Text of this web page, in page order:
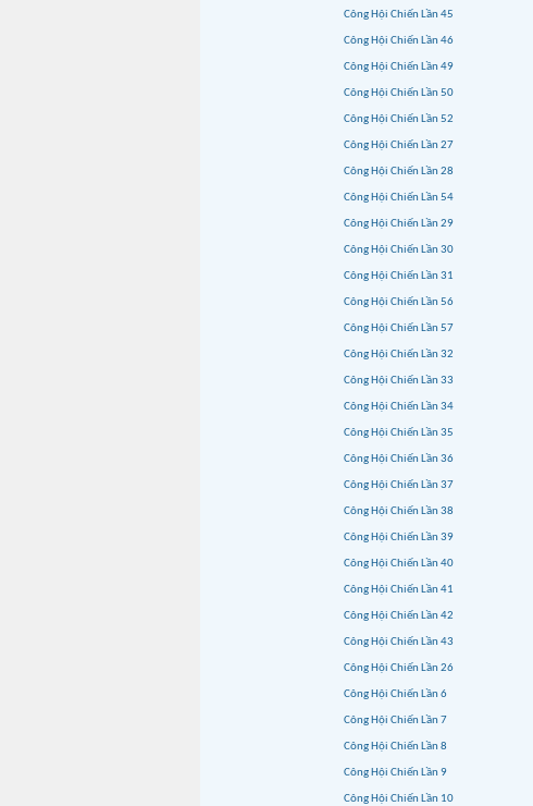
Công Hội Chiến Lần 45
Công Hội Chiến Lần 46
Công Hội Chiến Lần 49
Công Hội Chiến Lần 50
Công Hội Chiến Lần 52
Công Hội Chiến Lần 27
Công Hội Chiến Lần 28
Công Hội Chiến Lần 54
Công Hội Chiến Lần 29
Công Hội Chiến Lần 30
Công Hội Chiến Lần 31
Công Hội Chiến Lần 56
Công Hội Chiến Lần 57
Công Hội Chiến Lần 32
Công Hội Chiến Lần 33
Công Hội Chiến Lần 34
Công Hội Chiến Lần 35
Công Hội Chiến Lần 36
Công Hội Chiến Lần 37
Công Hội Chiến Lần 38
Công Hội Chiến Lần 39
Công Hội Chiến Lần 40
Công Hội Chiến Lần 41
Công Hội Chiến Lần 42
Công Hội Chiến Lần 43
Công Hội Chiến Lần 26
Công Hội Chiến Lần 6
Công Hội Chiến Lần 7
Công Hội Chiến Lần 8
Công Hội Chiến Lần 9
Công Hội Chiến Lần 10